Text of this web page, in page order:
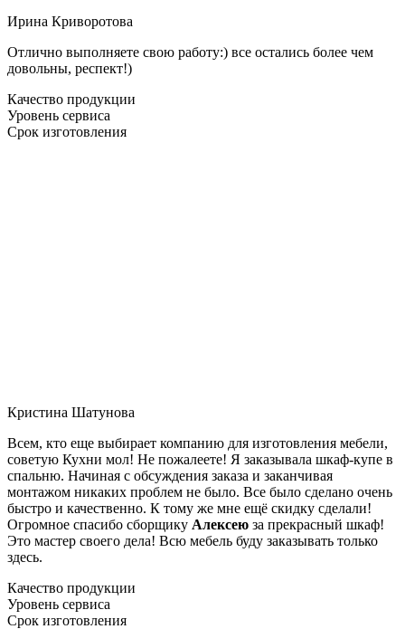
Ирина Криворотова
Отлично выполняете свою работу:) все остались более чем
довольны, респект!)
Качество продукции
Уровень сервиса
Срок изготовления
Кристина Шатунова
Всем, кто еще выбирает компанию для изготовления мебели,
советую Кухни мол! Не пожалеете! Я заказывала шкаф-купе в
спальню. Начиная с обсуждения заказа и заканчивая
монтажом никаких проблем не было. Все было сделано очень
быстро и качественно. К тому же мне ещё скидку сделали!
Огромное спасибо сборщику Алексею за прекрасный шкаф!
Это мастер своего дела! Всю мебель буду заказывать только
здесь.
Качество продукции
Уровень сервиса
Срок изготовления